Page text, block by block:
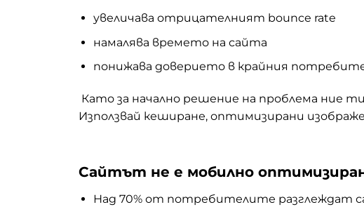
увеличава отрицателният bounce rate
намалява времето на сайта
понижава доверието в крайния
Като за начално решение на проблема ние
Използвай кеширане, оптимизирани
Сайтът не е мобилно
Над 70% от потребителите разглеждат